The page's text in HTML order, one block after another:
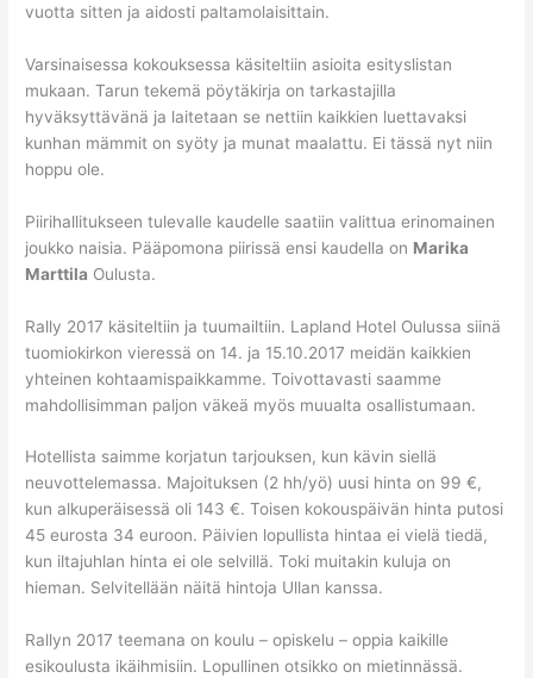
vuotta sitten ja aidosti paltamolaisittain.
Varsinaisessa kokouksessa käsiteltiin asioita esityslistan
mukaan. Tarun tekemä pöytäkirja on tarkastajilla
hyväksyttävänä ja laitetaan se nettiin kaikkien luettavaksi
kunhan mämmit on syöty ja munat maalattu. Ei tässä nyt niin
hoppu ole.
Piirihallitukseen tulevalle kaudelle saatiin valittua erinomainen
joukko naisia. Pääpomona piirissä ensi kaudella on Marika
Marttila Oulusta.
Rally 2017 käsiteltiin ja tuumailtiin. Lapland Hotel Oulussa siinä
tuomiokirkon vieressä on 14. ja 15.10.2017 meidän kaikkien
yhteinen kohtaamispaikkamme. Toivottavasti saamme
mahdollisimman paljon väkeä myös muualta osallistumaan.
Hotellista saimme korjatun tarjouksen, kun kävin siellä
neuvottelemassa. Majoituksen (2 hh/yö) uusi hinta on 99 €,
kun alkuperäisessä oli 143 €. Toisen kokouspäivän hinta putosi
45 eurosta 34 euroon. Päivien lopullista hintaa ei vielä tiedä,
kun iltajuhlan hinta ei ole selvillä. Toki muitakin kuluja on
hieman. Selvitellään näitä hintoja Ullan kanssa.
Rallyn 2017 teemana on koulu – opiskelu – oppia kaikille
esikoulusta ikäihmisiin. Lopullinen otsikko on mietinnässä.